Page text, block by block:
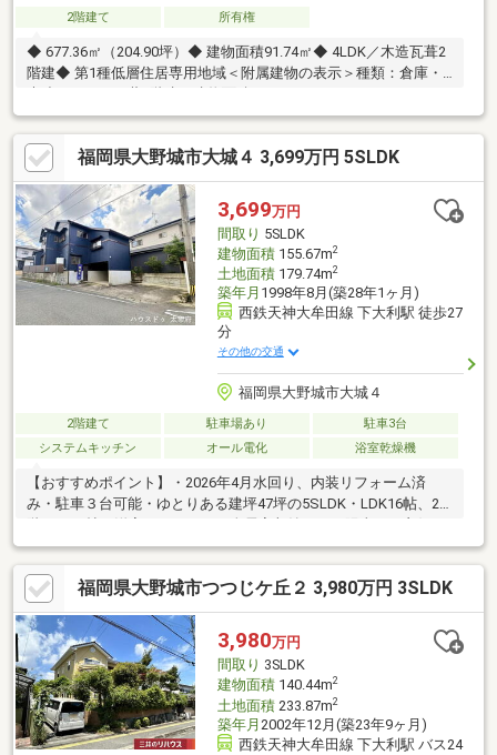
2階建て 所有権
◆ 677.36㎡（204.90坪）◆ 建物面積91.74㎡◆ 4LDK／木造瓦葺2
階建◆ 第1種低層住居専用地域＜附属建物の表示＞種類：倉庫・
福岡県大野城市大城４ 3,699万円 5SLDK
3,699万円
間取り 5SLDK
建物面積155.67m2
土地面積179.74m2
築年月 1998年8月(築28年1ヶ月)
西鉄天神大牟田線 下大利駅 徒歩27
分
その他の交通
福岡県大野城市大城４
2階建て 駐車場あり
駐車3台
システムキッチン
オール電化 浴室乾燥機
【おすすめポイント】・2026年4月水回り、内装リフォーム済
み・駐車３台可能・ゆとりある建坪47坪の5SLDK・LDK16帖、2
物件案内ツアー実施中！／お客様のご希望を丁寧にお伺いし、条
件に合う物件をまとめてご紹介します。気になる物件は実際に現
地へご案内し、複数物件を比較ができます◎初めての住まい探し
の方も、安心してご相談ください！＼全国730店舗以上展開！／
ハウスドゥだからこその豊富な情報量と実績を生かし、お客様の
『夢のかたち』を住まいとして実現できるようサポートします。
福岡県大野城市つつじケ丘２ 3,980万円 3SLDK
3,980万円
間取り 3SLDK
建物面積140.44m2
土地面積233.87m2
築年月 2002年12月(築23年9ヶ月)
西鉄天神大牟田線 下大利駅 バス24